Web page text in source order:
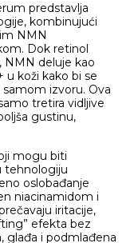
predstavlja
kombinujući
NMN
Dok retinol
NMN deluje kao
u koži kako bi se
izvoru. Ova
tretira vidljive
gustinu,
mogu biti
tehnologiju
oslobađanje
niacinamidom i
iritacije,
efekta bez
glađa i podmlađena